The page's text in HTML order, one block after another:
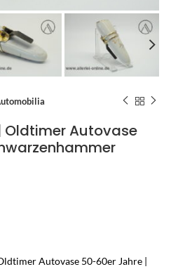
Oldtimer Autovase
Autovase 50-60er Jahre |